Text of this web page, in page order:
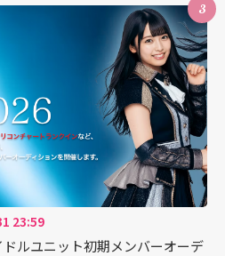
3
23:59
ドルユニット初期メンバーオーデ